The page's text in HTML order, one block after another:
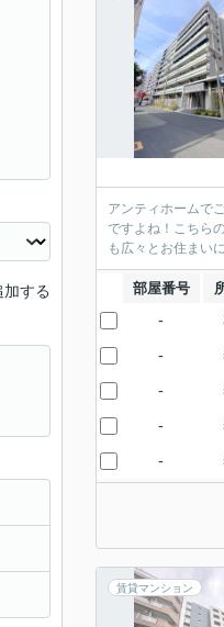
アンティホームで
ですよね！こちら
も広々とお住まい
部屋番号
-
-
-
-
-
賃貸マンション
加する